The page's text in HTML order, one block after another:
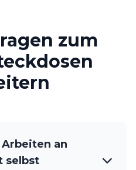
zum
an
selbst